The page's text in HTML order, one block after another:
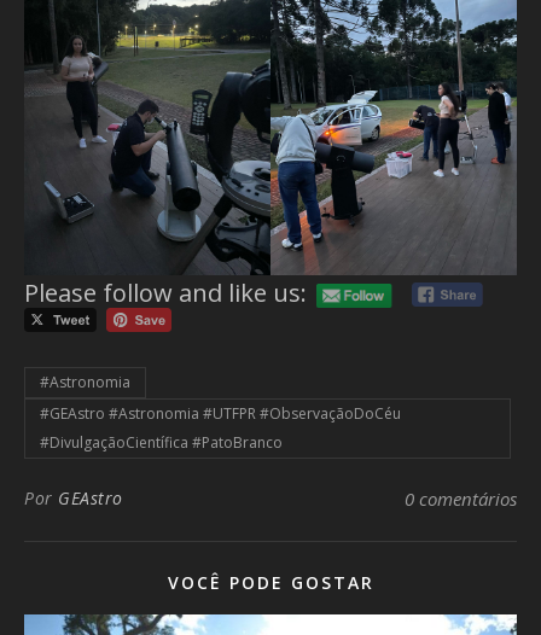
Please follow and like us:
#Astronomia
#GEAstro #Astronomia #UTFPR #ObservaçãoDoCéu
#DivulgaçãoCientífica #PatoBranco
Por GEAstro 0 comentários
VOCÊ PODE GOSTAR